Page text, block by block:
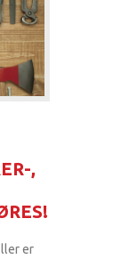
,
er